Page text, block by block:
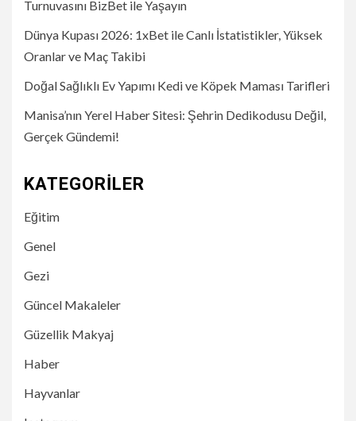
Turnuvasını BizBet ile Yaşayın
Dünya Kupası 2026: 1xBet ile Canlı İstatistikler, Yüksek
Oranlar ve Maç Takibi
Doğal Sağlıklı Ev Yapımı Kedi ve Köpek Maması Tarifleri
Manisa’nın Yerel Haber Sitesi: Şehrin Dedikodusu Değil,
Gerçek Gündemi!
KATEGORILER
Eğitim
Genel
Gezi
Güncel Makaleler
Güzellik Makyaj
Haber
Hayvanlar